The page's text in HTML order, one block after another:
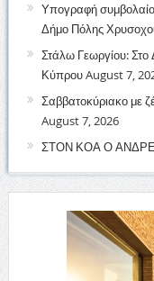
Υπογραφή
Δήμο Πόλης
Στάλω Γεωργίου:
ΚύπρουAugust 7,
Σαββατοκύριακο με
August 7, 2026
ΣΤΟΝ ΚΟΑ Ο